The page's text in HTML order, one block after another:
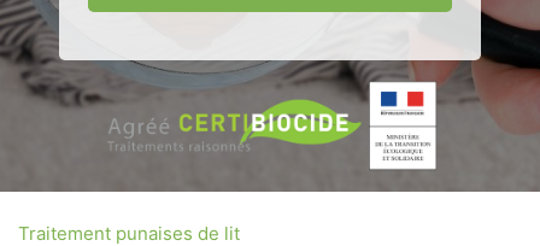
Traitement punaises de lit